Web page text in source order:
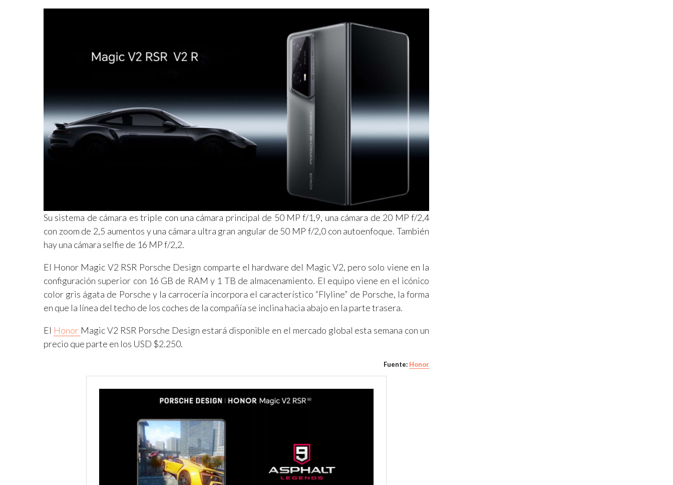
Su sistema de cámara es triple con una cámara principal de 50 MP f/1,9, una cámara de 20 MP f/2,4
con zoom de 2,5 aumentos y una cámara ultra gran angular de 50 MP f/2,0 con autoenfoque. También
hay una cámara selfie de 16 MP f/2,2.
El Honor Magic V2 RSR Porsche Design comparte el hardware del Magic V2, pero solo viene en la
configuración superior con 16 GB de RAM y 1 TB de almacenamiento. El equipo viene en el icónico
color gris ágata de Porsche y la carrocería incorpora el característico “Flyline” de Porsche, la forma
en que la línea del techo de los coches de la compañía se inclina hacia abajo en la parte trasera.
El Honor Magic V2 RSR Porsche Design estará disponible en el mercado global esta semana con un
precio que parte en los USD $2.250.
Fuente: Honor